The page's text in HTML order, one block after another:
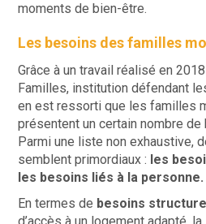
moments de bien-être.
Les besoins des familles
Grâce à un travail réalisé en
Familles, institution défendant
en est ressorti que les familles
présentent un certain nombre
Parmi une liste non exhaustive,
semblent primordiaux : les
les besoins liés à la personne.
En termes de besoins